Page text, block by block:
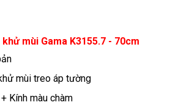
mùi Gama K3155.7 - 70cm
mùi treo áp tường
Kính màu chàm